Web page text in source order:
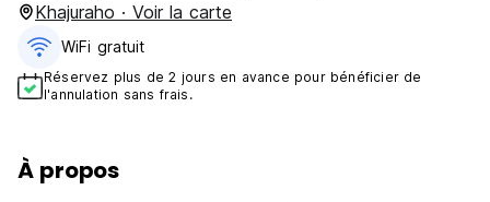
Khajuraho · Voir la carte
WiFi gratuit
Réservez plus de 2 jours en avance pour bénéficier de
l'annulation sans frais.
À propos